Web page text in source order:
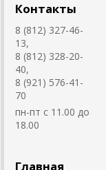
Контакты
8 (812) 327-46-
13,
8 (812) 328-20-
40,
8 (921) 576-41-
70
пн-пт с 11.00 до
18.00
Главная